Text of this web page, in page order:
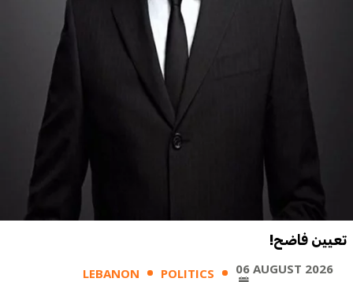
تعيين فاضح!
LEBANON POLITICS 06 AUGUST 2026